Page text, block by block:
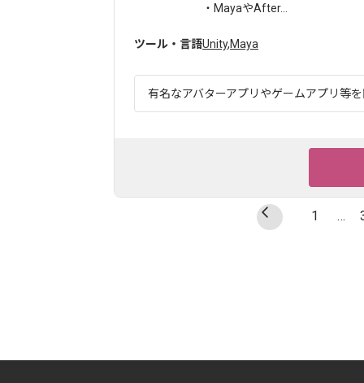
・MayaやAfter...
ツール・言語Unity,Maya
有名なアバターアプリやゲームアプリ等
1 …